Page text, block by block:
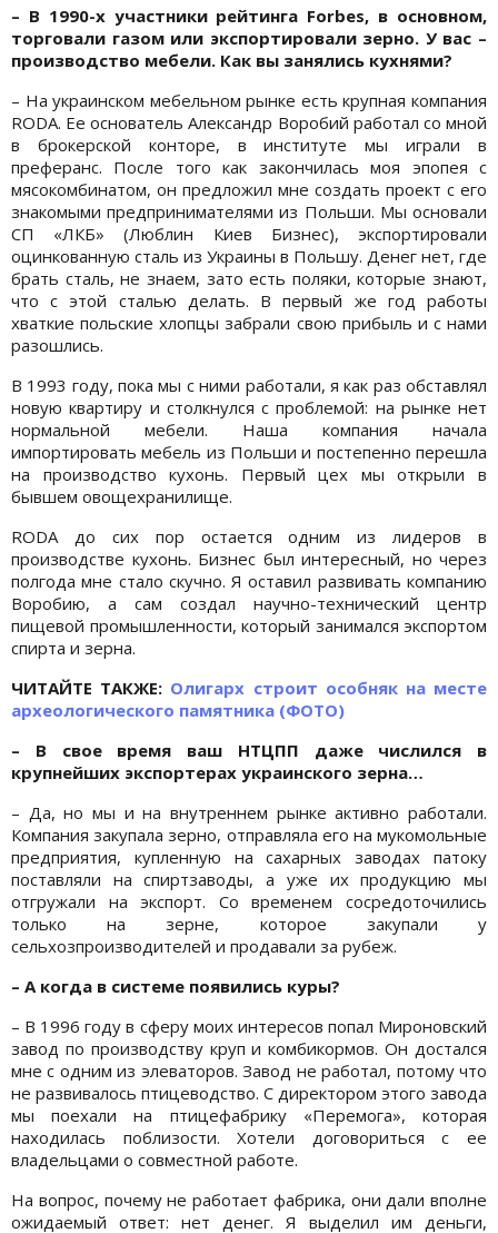
– В 1990-х участники рейтинга Forbes, в основном,
торговали газом или экспортировали зерно. У вас –
производство мебели. Как вы занялись кухнями?
– На украинском мебельном рынке есть крупная компания
RODA. Ее основатель Александр Воробий работал со мной
в брокерской конторе, в институте мы играли в
преферанс. После того как закончилась моя эпопея с
мясокомбинатом, он предложил мне создать проект с его
знакомыми предпринимателями из Польши. Мы основали
СП «ЛКБ» (Люблин Киев Бизнес), экспортировали
оцинкованную сталь из Украины в Польшу. Денег нет, где
брать сталь, не знаем, зато есть поляки, которые знают,
что с этой сталью делать. В первый же год работы
хваткие польские хлопцы забрали свою прибыль и с нами
разошлись.
В 1993 году, пока мы с ними работали, я как раз обставлял
новую квартиру и столкнулся с проблемой: на рынке нет
нормальной мебели. Наша компания начала
импортировать мебель из Польши и постепенно перешла
на производство кухонь. Первый цех мы открыли в
бывшем овощехранилище.
RODA до сих пор остается одним из лидеров в
производстве кухонь. Бизнес был интересный, но через
полгода мне стало скучно. Я оставил развивать компанию
Воробию, а сам создал научно-технический центр
пищевой промышленности, который занимался экспортом
спирта и зерна.
ЧИТАЙТЕ ТАКЖЕ: Олигарх строит особняк на месте
археологического памятника (ФОТО)
– В свое время ваш НТЦПП даже числился в
крупнейших экспортерах украинского зерна…
– Да, но мы и на внутреннем рынке активно работали.
Компания закупала зерно, отправляла его на мукомольные
предприятия, купленную на сахарных заводах патоку
поставляли на спиртзаводы, а уже их продукцию мы
отгружали на экспорт. Со временем сосредоточились
только на зерне, которое закупали у
сельхозпроизводителей и продавали за рубеж.
– А когда в системе появились куры?
– В 1996 году в сферу моих интересов попал Мироновский
завод по производству круп и комбикормов. Он достался
мне с одним из элеваторов. Завод не работал, потому что
не развивалось птицеводство. С директором этого завода
мы поехали на птицефабрику «Перемога», которая
находилась поблизости. Хотели договориться с ее
владельцами о совместной работе.
На вопрос, почему не работает фабрика, они дали вполне
ожидаемый ответ: нет денег. Я выделил им деньги,